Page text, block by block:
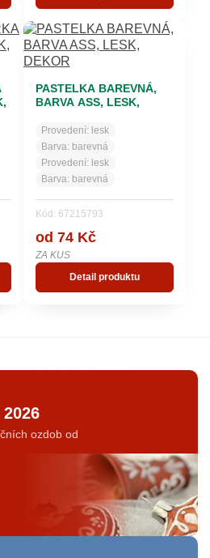
PASTELKA BAREVNÁ,
BARVA ASS, LESK,
Provedení: lesk
Barva: barevná
Provedení: lesk
Barva: barevná
Kód: 67215793
od 74 Kč
ZA KUS
Detail produktu
ozdob od